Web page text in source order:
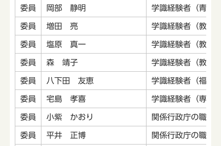
委員 岡部 静明 学識経験者（青少
委員 増田 亮 学識経験者（教育
委員 塩原 真一 学識経験者（教育
委員 森 靖子 学識経験者（教育
委員 八下田 友恵 学識経験者（福祉
委員 宅島 孝喜 学識経験者（専門
委員 小紫 かおり 関係行政庁の職員
委員 平井 正博 関係行政庁の職員